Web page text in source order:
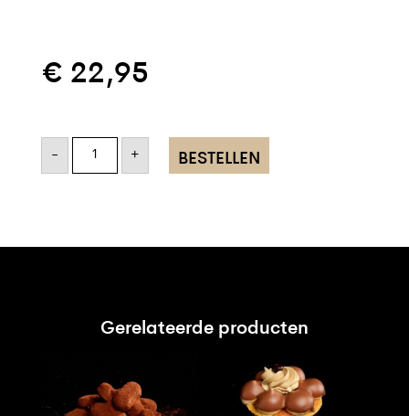
€ 22,95
-
Wener
fours
+ BESTELLEN
Gerelateerde producten